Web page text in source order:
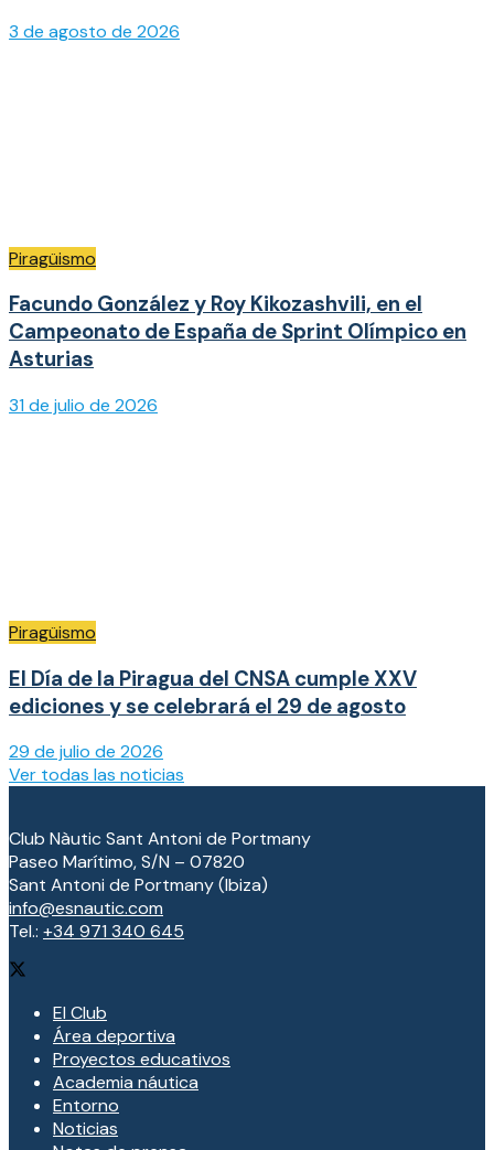
3 de agosto de 2026
Piragüismo
Facundo González y Roy Kikozashvili, en el
Campeonato de España de Sprint Olímpico en
Asturias
31 de julio de 2026
Piragüismo
El Día de la Piragua del CNSA cumple XXV
ediciones y se celebrará el 29 de agosto
29 de julio de 2026
Ver todas las noticias
Club Nàutic Sant Antoni de Portmany
Paseo Marítimo, S/N – 07820
Sant Antoni de Portmany (Ibiza)
info@esnautic.com
Tel.: +34 971 340 645
El Club
Área deportiva
Proyectos educativos
Academia náutica
Entorno
Noticias